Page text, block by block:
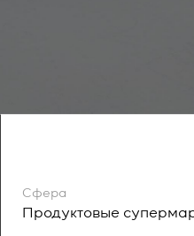
Сфера
Продуктовые